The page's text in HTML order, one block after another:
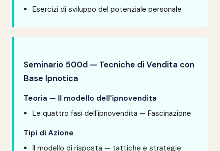
Esercizi di sviluppo del potenziale personale
Seminario 500d — Tecniche di Vendita con
Base Ipnotica
Teoria — Il modello dell'ipnovendita
Le quattro fasi dell'ipnovendita — Fascinazione
Tipi di Azione
Il modello di risposta — tattiche e strategie